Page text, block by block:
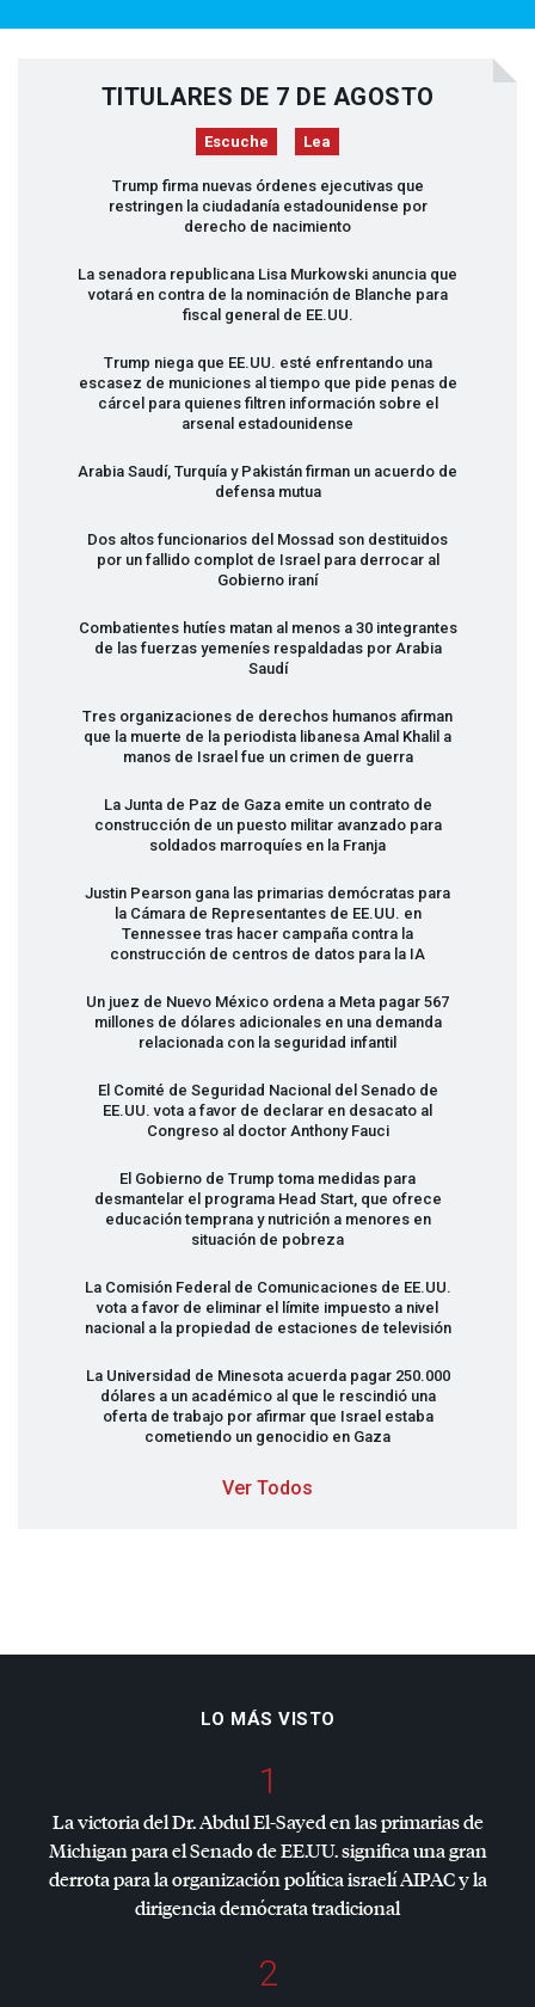
TITULARES DE 7 DE AGOSTO
Escuche Lea
Trump firma nuevas órdenes ejecutivas que
restringen la ciudadanía estadounidense por
derecho de nacimiento
La senadora republicana Lisa Murkowski anuncia que
votará en contra de la nominación de Blanche para
fiscal general de EE.UU.
Trump niega que EE.UU. esté enfrentando una
escasez de municiones al tiempo que pide penas de
cárcel para quienes filtren información sobre el
arsenal estadounidense
Arabia Saudí, Turquía y Pakistán firman un acuerdo de
defensa mutua
Dos altos funcionarios del Mossad son destituidos
por un fallido complot de Israel para derrocar al
Gobierno iraní
Combatientes hutíes matan al menos a 30 integrantes
de las fuerzas yemeníes respaldadas por Arabia
Saudí
Tres organizaciones de derechos humanos afirman
que la muerte de la periodista libanesa Amal Khalil a
manos de Israel fue un crimen de guerra
La Junta de Paz de Gaza emite un contrato de
construcción de un puesto militar avanzado para
soldados marroquíes en la Franja
Justin Pearson gana las primarias demócratas para
la Cámara de Representantes de EE.UU. en
Tennessee tras hacer campaña contra la
construcción de centros de datos para la IA
Un juez de Nuevo México ordena a Meta pagar 567
millones de dólares adicionales en una demanda
relacionada con la seguridad infantil
El Comité de Seguridad Nacional del Senado de
EE.UU. vota a favor de declarar en desacato al
Congreso al doctor Anthony Fauci
El Gobierno de Trump toma medidas para
desmantelar el programa Head Start, que ofrece
educación temprana y nutrición a menores en
situación de pobreza
La Comisión Federal de Comunicaciones de EE.UU.
vota a favor de eliminar el límite impuesto a nivel
nacional a la propiedad de estaciones de televisión
La Universidad de Minesota acuerda pagar 250.000
dólares a un académico al que le rescindió una
oferta de trabajo por afirmar que Israel estaba
cometiendo un genocidio en Gaza
Ver Todos
LO MÁS VISTO
1
La victoria del Dr. Abdul El-Sayed en las primarias de
Michigan para el Senado de EE.UU. significa una gran
derrota para la organización política israelíAIPACy la
dirigencia demócrata tradicional
2